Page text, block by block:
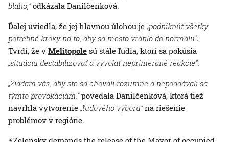
blaho,“odkázala Danilčenková.
Ďalej uviedla, že jej hlavnou úlohou je „podniknúť všetky
potrebné kroky na to, aby sa mesto vrátilo do normálu“.
Tvrdí, že v Melitopole sú stále ľudia, ktorí sa pokúsia
„situáciu destabilizovať a vyvolať neprimerané reakcie“.
„Žiadam vás, aby ste sa chovali rozumne a nepoddávali sa
týmto provokáciám,“povedala Danilčenková, ktorá tiež
navrhla vytvorenie „ľudového výboru“na riešenie
problémov v regióne.